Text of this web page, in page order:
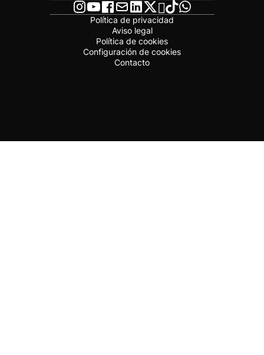
Política de privacidad
Aviso legal
Política de cookies
Configuración de cookies
Contacto